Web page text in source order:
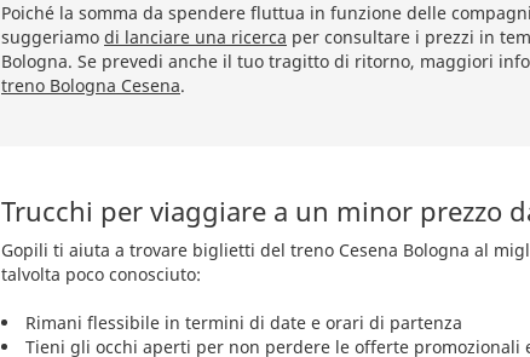
Poiché la somma da spendere fluttua in funzione delle
suggeriamo di lanciare una ricerca per consultare i prezzi in
Bologna. Se prevedi anche il tuo tragitto di ritorno, maggiori
treno Bologna Cesena.
Trucchi per viaggiare a un minor prezzo
Gopili ti aiuta a trovare biglietti del treno Cesena Bologna al
talvolta poco conosciuto:
Rimani flessibile in termini di date e orari di partenza
Tieni gli occhi aperti per non perdere le offerte